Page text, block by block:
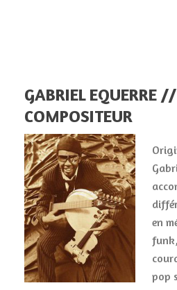
GABRIEL EQUERRE
COMPOSITEUR
en
pop